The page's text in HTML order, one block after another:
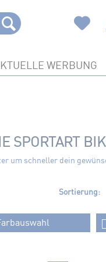
WERBUNG
SPORTART
um schneller dein
Sortierung: